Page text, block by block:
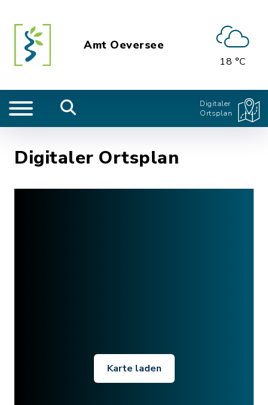
Amt Oeversee
18 °C
Digitaler
Ortsplan
Digitaler Ortsplan
Karte laden